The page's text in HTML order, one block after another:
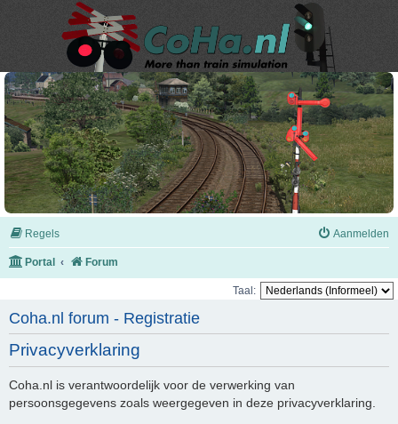
Regels Aanmelden
Portal Forum
Taal:
Coha.nl forum - Registratie
Privacyverklaring
Coha.nl is verantwoordelijk voor de verwerking van
persoonsgegevens zoals weergegeven in deze privacyverklaring.